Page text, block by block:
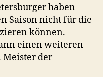
haben
Saison nicht für die
können.
einen weiteren
Meister der